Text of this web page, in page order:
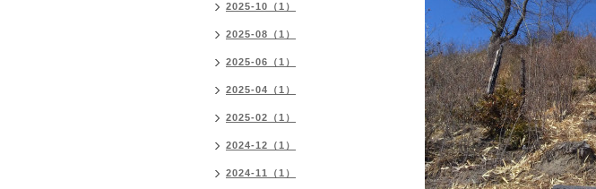
2025-10（1）
2025-08（1）
2025-06（1）
2025-04（1）
2025-02（1）
2024-12（1）
2024-11（1）